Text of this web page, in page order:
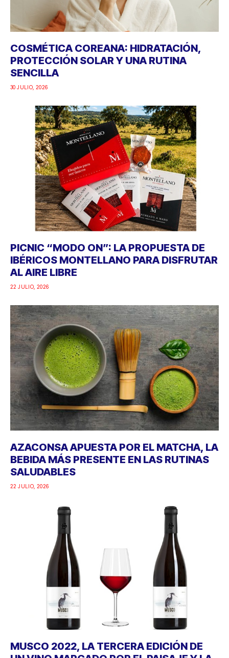
COSMÉTICA COREANA: HIDRATACIÓN,
PROTECCIÓN SOLAR Y UNA RUTINA
SENCILLA
30 JULIO, 2026
PICNIC “MODO ON”: LA PROPUESTA DE
IBÉRICOS MONTELLANO PARA DISFRUTAR
AL AIRE LIBRE
22 JULIO, 2026
AZACONSA APUESTA POR EL MATCHA, LA
BEBIDA MÁS PRESENTE EN LAS RUTINAS
SALUDABLES
22 JULIO, 2026
MUSCO 2022, LA TERCERA EDICIÓN DE